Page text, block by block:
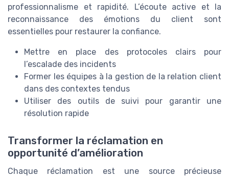
professionnalisme et rapidité. L’écoute active et la
reconnaissance des émotions du client sont
essentielles pour restaurer la confiance.
Mettre en place des protocoles clairs pour
l’escalade des incidents
Former les équipes à la gestion de la relation client
dans des contextes tendus
Utiliser des outils de suivi pour garantir une
résolution rapide
Transformer la réclamation en
opportunité d’amélioration
Chaque réclamation est une source précieuse